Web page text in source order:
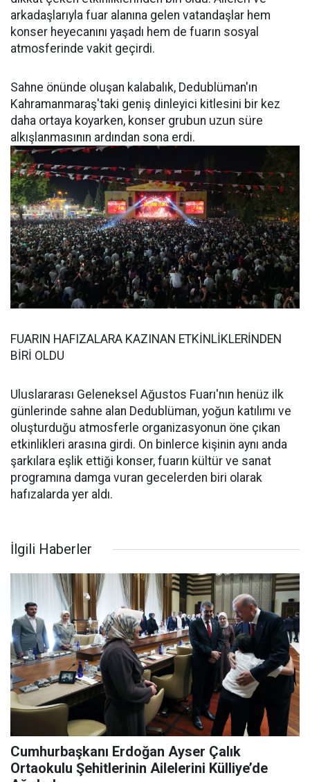
arkadaşlarıyla fuar alanına gelen vatandaşlar hem
konser heyecanını yaşadı hem de fuarın sosyal
atmosferinde vakit geçirdi.
Sahne önünde oluşan kalabalık, Dedublüman'ın
Kahramanmaraş'taki geniş dinleyici kitlesini bir kez
daha ortaya koyarken, konser grubun uzun süre
alkışlanmasının ardından sona erdi.
FUARIN HAFIZALARA KAZINAN ETKİNLİKLERİNDEN
BİRİ OLDU
Uluslararası Geleneksel Ağustos Fuarı'nın henüz ilk
günlerinde sahne alan Dedublüman, yoğun katılımı ve
oluşturduğu atmosferle organizasyonun öne çıkan
etkinlikleri arasına girdi. On binlerce kişinin aynı anda
şarkılara eşlik ettiği konser, fuarın kültür ve sanat
programına damga vuran gecelerden biri olarak
hafızalarda yer aldı.
İlgili Haberler
Cumhurbaşkanı Erdoğan Ayser Çalık
Ortaokulu Şehitlerinin Ailelerini Külliye’de